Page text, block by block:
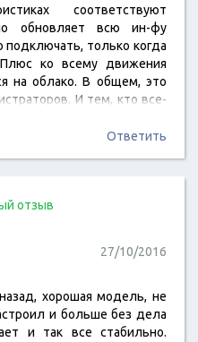
соответствуют
обновляет всю ин-фу
подключать, только когда
ко всему движения
на облако. В общем, это
И тем, кто все-
от данного продукта.
Ответить
отзыв
27/10/2016
хорошая модель, не
и больше без дела
и так все стабильно.